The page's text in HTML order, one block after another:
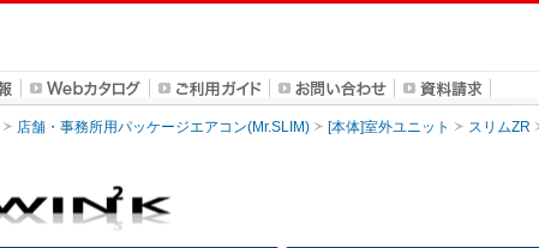
店舗・事務所用パッケージエアコン(Mr.SLIM) [本体]室外ユニット スリムZR